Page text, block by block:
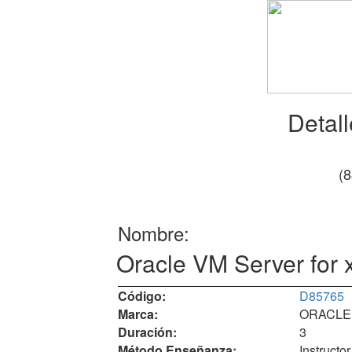
Nombre:
Oracle VM Server for
Código:
D85765
Marca:
ORACLE
Duración:
3